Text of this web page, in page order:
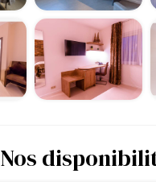
Nos